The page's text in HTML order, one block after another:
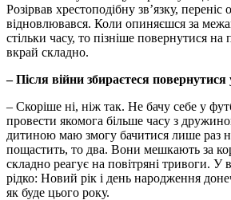
Розірвав хрестоподібну зв’язку, переніс
відновлювався. Коли опиняєшся за
стільки часу, то пізніше повернутися на
вкрай складно.
– Після війни збираєтеся повернутися
– Скоріше ні, ніж так. Не бачу себе у
провести якомога більше часу з
дитиною маю змогу бачитися лише раз
пощастить, то два. Вони мешкають за
складно реагує на повітряні тривоги. У
рідко: Новий рік і день народження
як буде цього року.